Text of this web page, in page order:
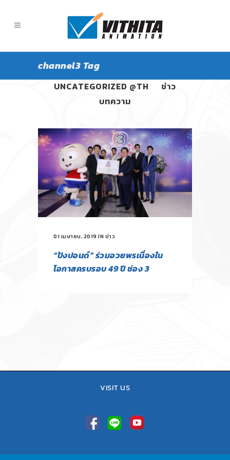
channel3 Tag
ALL
UNCATEGORIZED @TH
ข่าว
บทความ
01 เมษายน, 2019 IN ข่าว
“ปังปอนด์” ร่วมอวยพรเนื่องใน
โอกาสครบรอบ 49 ปี ช่อง 3
VISIT US